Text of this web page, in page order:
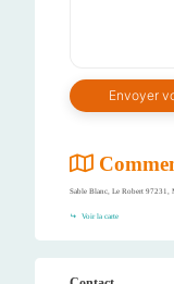
Sable Blanc, Le Robert 97231,
Voir la carte